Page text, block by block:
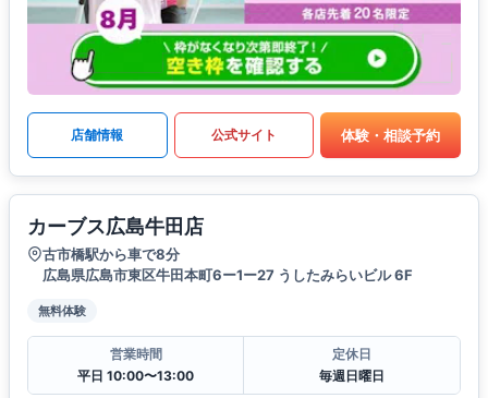
店舗情報 公式サイト 体験・相談予約
カーブス広島牛田店
古市橋駅から車で8分
広島県広島市東区牛田本町6ー1ー27 うしたみらいビル 6F
無料体験
営業時間
平日 10:00〜13:00
定休日
毎週日曜日